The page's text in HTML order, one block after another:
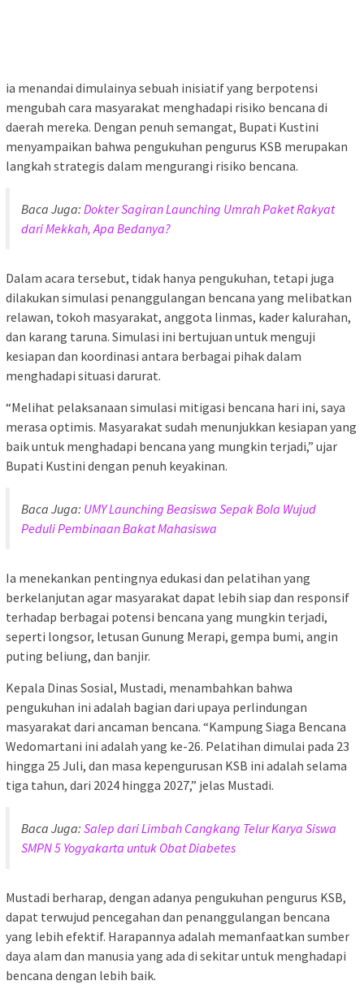
ia menandai dimulainya sebuah inisiatif yang berpotensi
mengubah cara masyarakat menghadapi risiko bencana di
daerah mereka. Dengan penuh semangat, Bupati Kustini
menyampaikan bahwa pengukuhan pengurus KSB merupakan
langkah strategis dalam mengurangi risiko bencana.
Baca Juga: Dokter Sagiran Launching Umrah Paket Rakyat
dari Mekkah, Apa Bedanya?
Dalam acara tersebut, tidak hanya pengukuhan, tetapi juga
dilakukan simulasi penanggulangan bencana yang melibatkan
relawan, tokoh masyarakat, anggota linmas, kader kalurahan,
dan karang taruna. Simulasi ini bertujuan untuk menguji
kesiapan dan koordinasi antara berbagai pihak dalam
menghadapi situasi darurat.
“Melihat pelaksanaan simulasi mitigasi bencana hari ini, saya
merasa optimis. Masyarakat sudah menunjukkan kesiapan yang
baik untuk menghadapi bencana yang mungkin terjadi,” ujar
Bupati Kustini dengan penuh keyakinan.
Baca Juga: UMY Launching Beasiswa Sepak Bola Wujud
Peduli Pembinaan Bakat Mahasiswa
Ia menekankan pentingnya edukasi dan pelatihan yang
berkelanjutan agar masyarakat dapat lebih siap dan responsif
terhadap berbagai potensi bencana yang mungkin terjadi,
seperti longsor, letusan Gunung Merapi, gempa bumi, angin
puting beliung, dan banjir.
Kepala Dinas Sosial, Mustadi, menambahkan bahwa
pengukuhan ini adalah bagian dari upaya perlindungan
masyarakat dari ancaman bencana. “Kampung Siaga Bencana
Wedomartani ini adalah yang ke-26. Pelatihan dimulai pada 23
hingga 25 Juli, dan masa kepengurusan KSB ini adalah selama
tiga tahun, dari 2024 hingga 2027,” jelas Mustadi.
Baca Juga: Salep dari Limbah Cangkang Telur Karya Siswa
SMPN 5 Yogyakarta untuk Obat Diabetes
Mustadi berharap, dengan adanya pengukuhan pengurus KSB,
dapat terwujud pencegahan dan penanggulangan bencana
yang lebih efektif. Harapannya adalah memanfaatkan sumber
daya alam dan manusia yang ada di sekitar untuk menghadapi
bencana dengan lebih baik.